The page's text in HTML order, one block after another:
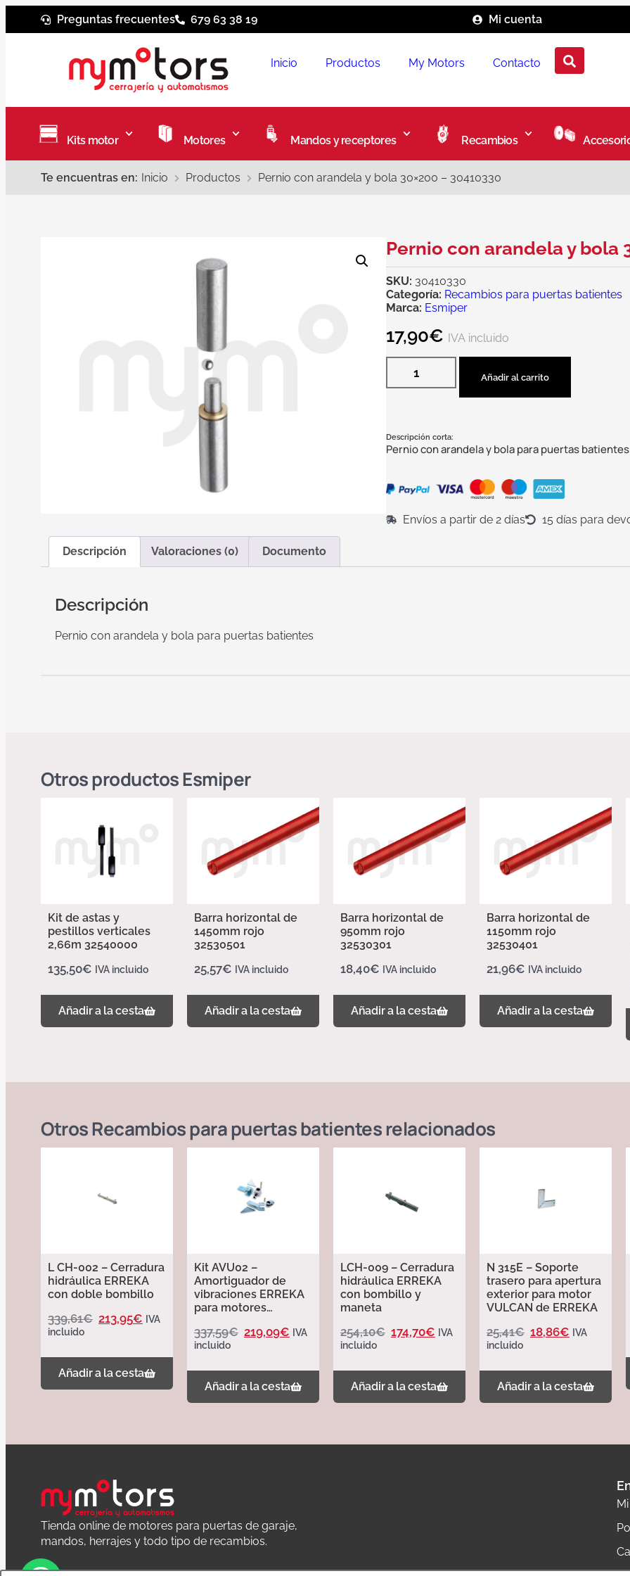
Preguntas frecuentes 679 63 38 19 Mi cuenta
Inicio Productos My Motors Contacto
Kits motor Motores Mandos y receptores Recambios
Te encuentras en: Inicio Productos Pernio con arandela y bola 30×200 – 30410330
Pernio con arandela y bola
SKU: 30410330
Categoría: Recambios para puertas batientes
Marca: Esmiper
17,90€ IVA incluido
Añadir al carrito
Descripción corta:
Pernio con arandela y bola para puertas batientes
Envíos a partir de 2 días 15 días para
Descripción Valoraciones (0) Documento
Descripción
Pernio con arandela y bola para puertas batientes
Otros productosEsmiper
Kit de astas y
pestillos verticales
2,66m 32540000
135,50€ IVA incluido
Añadir a la cesta
Barra horizontal de
1450mm rojo
32530501
25,57€ IVA incluido
Añadir a la cesta
Barra horizontal de
950mm rojo
32530301
18,40€ IVA incluido
Añadir a la cesta
Barra horizontal de
1150mm rojo
32530401
21,96€ IVA incluido
Añadir a la cesta
OtrosRecambios para puertas batientesrelacionados
L CH-002 – Cerradura
hidráulica ERREKA
con doble bombillo
339,61€ 213,95€ IVA
incluido
Añadir a la cesta
Kit AVU02 –
Amortiguador de
vibraciones ERREKA
para motores
337,59€ 219,09€ IVA
incluido
Añadir a la cesta
LCH-009 – Cerradura
hidráulica ERREKA
con bombillo y
maneta
254,10€ 174,70€ IVA
incluido
Añadir a la cesta
N 315E – Soporte
trasero para apertura
exterior para motor
VULCAN de ERREKA
25,41€ 18,86€ IVA
incluido
Añadir a la cesta
Tienda online de motores para puertas de garaje,
mandos, herrajes y todo tipo de recambios.